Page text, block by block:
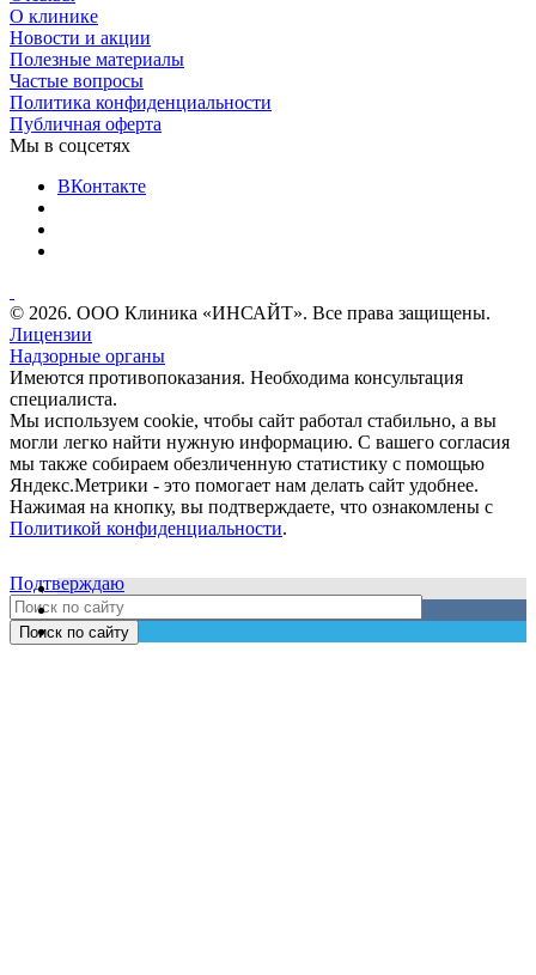
О клинике
Новости и акции
Полезные материалы
Частые вопросы
Политика конфиденциальности
Публичная оферта
Мы в соцсетях
ВКонтакте
© 2026. ООО Клиника «ИНСАЙТ». Все права защищены.
Лицензии
Надзорные органы
Имеются противопоказания. Необходима консультация
специалиста.
Мы используем cookie, чтобы сайт работал стабильно, а вы
могли легко найти нужную информацию. С вашего согласия
мы также собираем обезличенную статистику с помощью
Яндекс.Метрики - это помогает нам делать сайт удобнее.
Нажимая на кнопку, вы подтверждаете, что ознакомлены с
Политикой конфиденциальности.
Подтверждаю
Поиск по сайту